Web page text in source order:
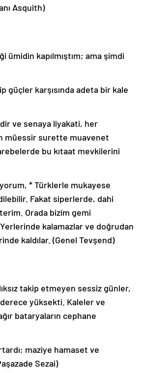
Asquith)
ümidin kapılmıştım; ama şimdi
güçler karşısında adeta bir kale
ve senaya liyakati, her
müessir surette muavenet
bu kıtaat mevkilerini
* Türklerle mukayese
Fakat siperlerde, dahi
Orada bizim gemi
Yerlerinde kalamazlar ve doğrudan
kaldılar. (Genel Tevşend)
takip etmeyen sessiz günler,
yüksekti. Kaleler ve
bataryaların cephane
maziye hamaset ve
Sezai)